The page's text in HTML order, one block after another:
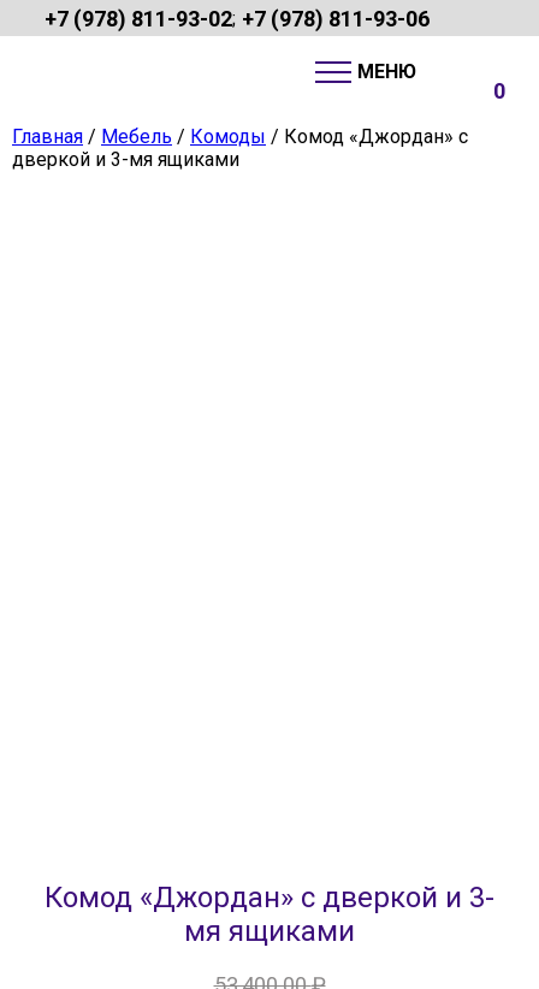
+7 (978) 811-93-02; +7 (978) 811-93-06
0
Главная / Мебель / Комоды / Комод «Джордан» с
дверкой и 3-мя ящиками
Комод «Джордан» с дверкой и 3-
мя ящиками